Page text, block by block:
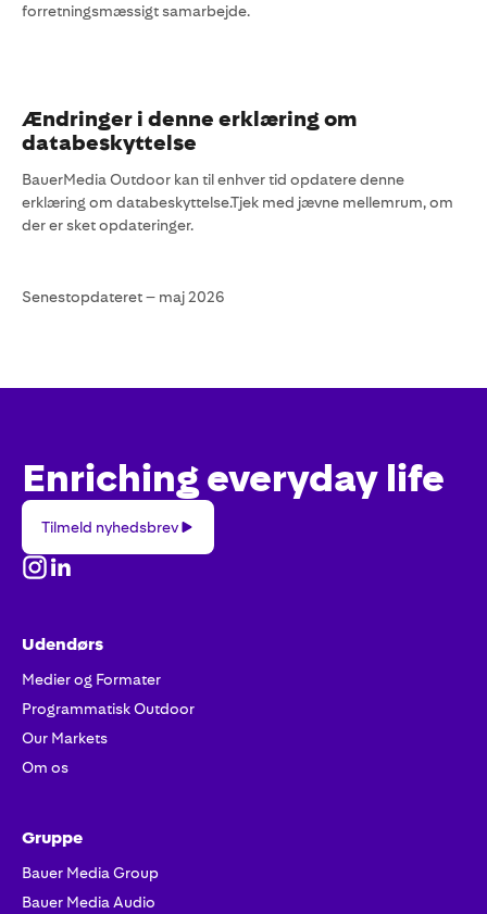
forretningsmæssigt samarbejde.
Ændringer i denne erklæring om
databeskyttelse
BauerMedia Outdoor kan til enhver tid opdatere denne
erklæring om databeskyttelse.Tjek med jævne mellemrum, om
der er sket opdateringer.
Senestopdateret – maj 2026
Enriching everyday life
nyhedsbrev
Tilmeld nyhedsbrev
Udendørs
Medier og Formater
Programmatisk Outdoor
Our Markets
Om os
Gruppe
Bauer Media Group
Bauer Media Audio